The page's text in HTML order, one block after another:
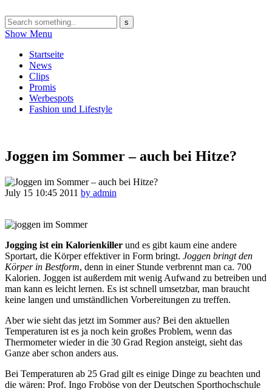
Show Menu
Startseite
News
Clips
Promis
Werbespots
Fashion und Lifestyle
Joggen im Sommer – auch bei Hitze?
July 15 10:45 2011 by admin
Jogging ist ein Kalorienkiller und es gibt kaum eine andere
Sportart, die Körper effektiver in Form bringt. Joggen bringt den
Körper in Bestform, denn in einer Stunde verbrennt man ca. 700
Kalorien. Joggen ist außerdem mit wenig Aufwand zu betreiben und
man kann es leicht lernen. Es ist schnell umsetzbar, man braucht
keine langen und umständlichen Vorbereitungen zu treffen.
Aber wie sieht das jetzt im Sommer aus? Bei den aktuellen
Temperaturen ist es ja noch kein großes Problem, wenn das
Thermometer wieder in die 30 Grad Region ansteigt, sieht das
Ganze aber schon anders aus.
Bei Temperaturen ab 25 Grad gilt es einige Dinge zu beachten und
die wären: Prof. Ingo Froböse von der Deutschen Sporthochschule